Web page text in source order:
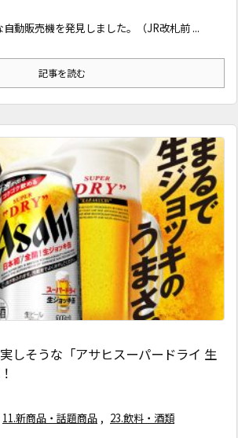
自動販売機を発見しました。（JR改札前 ...
記事を読む
しそうな「アサヒスーパードライ 生
11.新商品・話題商品 , 23.飲料・酒類